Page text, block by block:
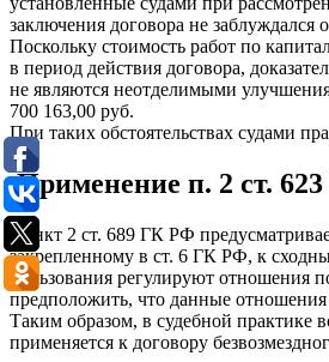
заключения договора не заблуждался
Поскольку стоимость работ по
в период действия договора,
не являются неотделимыми
700 163,00 руб.
При таких обстоятельствах судами
Применение п. 2 ст.
Пункт 2 ст. 689 ГК РФ
закрепленному в ст. 6 ГК РФ, к
пользования регулируют отношения
предположить, что данные
Таким образом, в судебной практике
применяется к договору